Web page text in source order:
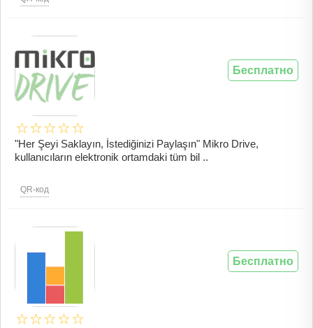
"Her Şeyi Saklayın, İstediğinizi Paylaşın" Mikro Drive,
kullanıcıların elektronik ortamdaki tüm bil ..
QR-код
Бесплатно
Бесплатно